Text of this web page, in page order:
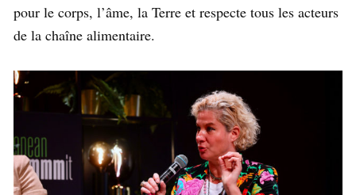
pour le corps, l’âme, la Terre et respecte tous les acteurs
de la chaîne alimentaire.